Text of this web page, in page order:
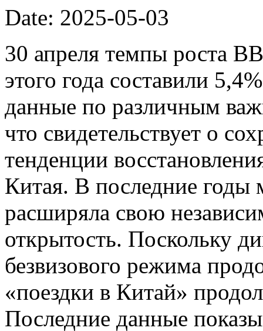
Date: 2025-05-03
30 апреля темпы роста
этого года составили
данные по различным
что свидетельствует о
тенденции
Китая. В последние годы
расширяла свою
открытость. Поскольку
безвизового режима
«поездки в Китай»
Последние данные